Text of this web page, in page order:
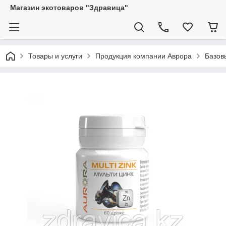
Магазин экотоваров "Здравица"
Товары и услуги Продукция компании Аврора